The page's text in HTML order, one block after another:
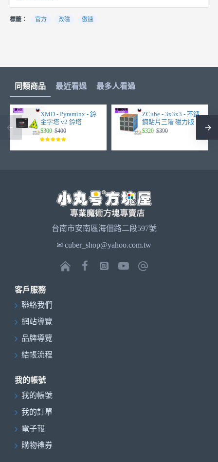
標籤： 官方 改磁 傲速
同類商品 最近看過 最多人看過
XMD - Pyraminx - 鈴
金字塔 v2 鈴塔
$300 $400
ZCube - 3x3x3 - 不鏽
鋼貼片三階 磁力版
$320 $390
台南市安南區海佃路二段597號
✉ cuber_shop@yahoo.com.tw
客戶服務
聯絡我們
網站導覽
品牌導覽
結帳流程
我的帳號
我的帳號
我的訂單
電子報
購物禮券